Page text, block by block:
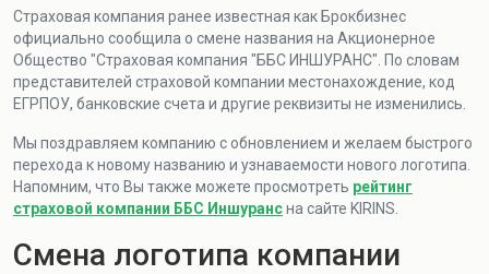
Страховая компания ранее известная как Брокбизнес
официально сообщила о смене названия на Акционерное
Общество "Страховая компания "ББС ИНШУРАНС". По словам
представителей страховой компании местонахождение, код
ЕГРПОУ, банковские счета и другие реквизиты не изменились.
Мы поздравляем компанию с обновлением и желаем быстрого
перехода к новому названию и узнаваемости нового логотипа.
Напомним, что Вы также можете просмотреть рейтинг
страховой компании ББС Иншурансна сайте KIRINS.
Смена логотипа компании